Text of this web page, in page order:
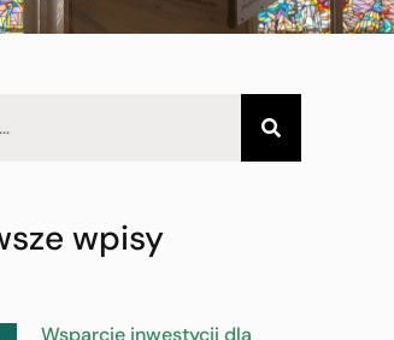
wpisy
Wsparcie inwestycji dla